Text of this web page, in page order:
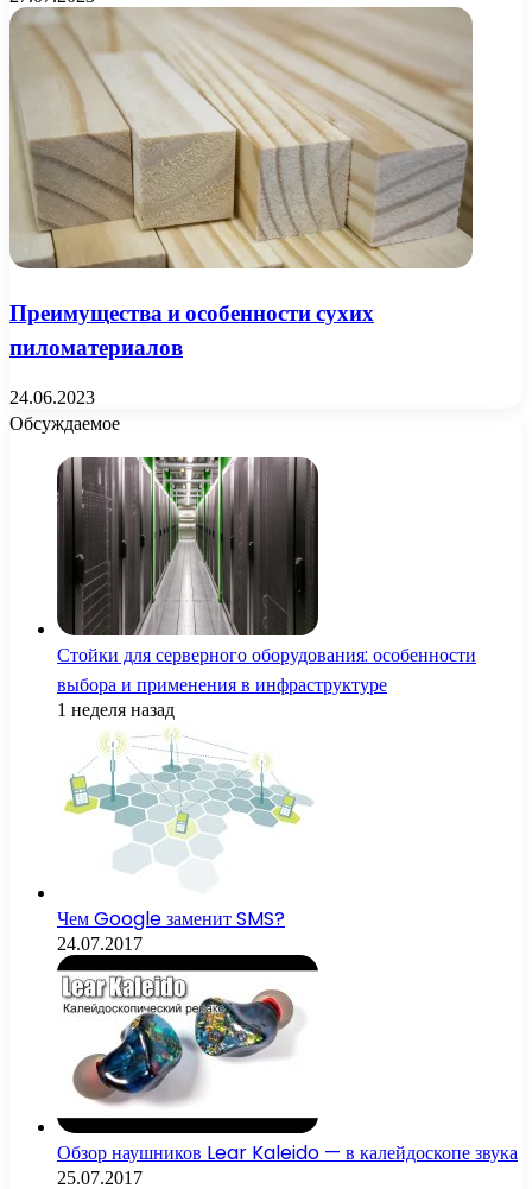
Преимущества и особенности сухих
пиломатериалов
24.06.2023
Обсуждаемое
Стойки для серверного оборудования: особенности
выбора и применения в инфраструктуре
1 неделя назад
Чем Google заменит SMS?
24.07.2017
Обзор наушников Lear Kaleido — в калейдоскопе звука
25.07.2017